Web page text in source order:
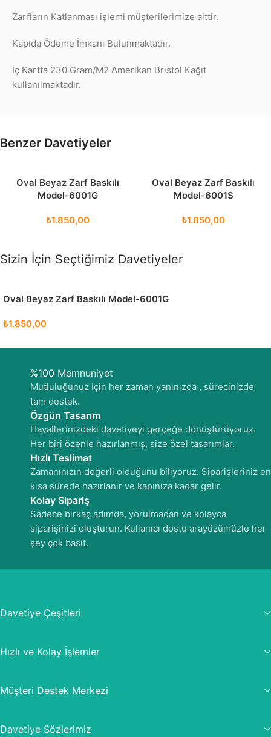
Zarfların Katlanması işlemi müşterilerimize aittir.
Kapıda Ödeme İmkanı Bulunmaktadır.
İç Kartta 230 Gram/M2 Amerikan Bristol Kağıt
kullanılmaktadır.
Benzer Davetiyeler
Oval Beyaz Zarf Baskılı
Model-6001G
₺1.850,00
Oval Beyaz Zarf Baskılı
Model-6001S
₺1.850,00
Sizin İçin Seçtiğimiz Davetiyeler
Oval Beyaz Zarf Baskılı Model-6001G
₺1.850,00
%100 Memnuniyet
Mutluluğunuz için her zaman yanınızda , sürecinizde
tam destek.
Özgün Tasarım
Hayallerinizdeki davetiyeyi gerçeğe dönüştürüyoruz.
Her biri özenle hazırlanmış, size özel tasarımlar.
Hızlı Teslimat
Zamanınızın değerli olduğunu biliyoruz. Siparişleriniz en
kısa sürede hazırlanır ve kapınıza kadar gelir.
Kolay Sipariş
Sadece birkaç adımda, yorulmadan ve kolayca
siparişinizi oluşturun. Kullanıcı dostu arayüzümüzle her
şey çok basit.
Davetiye Çeşitleri
Hızlı ve Kolay İşlemler
Müşteri Destek Merkezi
Davetiye Sözlerimiz